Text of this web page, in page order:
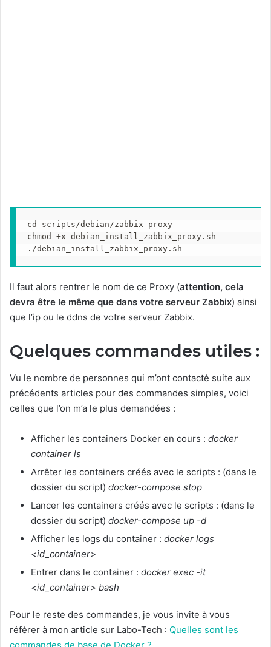
cd scripts/debian/zabbix-proxy
chmod +x debian_install_zabbix_proxy.sh
./debian_install_zabbix_proxy.sh
Il faut alors rentrer le nom de ce Proxy (attention, cela
devra être le même que dans votre serveur Zabbix) ainsi
que l’ip ou le ddns de votre serveur Zabbix.
Quelques commandes utiles :
Vu le nombre de personnes qui m’ont contacté suite aux
précédents articles pour des commandes simples, voici
celles que l’on m’a le plus demandées :
Afficher les containers Docker en cours : docker
container ls
Arrêter les containers créés avec le scripts : (dans le
dossier du script) docker-compose stop
Lancer les containers créés avec le scripts : (dans le
dossier du script) docker-compose up -d
Afficher les logs du container : docker logs
<id_container>
Entrer dans le container : docker exec -it
<id_container> bash
Pour le reste des commandes, je vous invite à vous
référer à mon article sur Labo-Tech : Quelles sont les